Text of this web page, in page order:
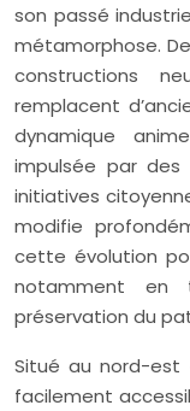
son passé
métamorphose.
constructions
remplacent
dynamique
impulsée par
initiatives
modifie
cette évolution
notamment en
préservation du
Situé au nord-est
facilement